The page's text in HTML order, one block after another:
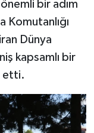
bir adım
Komutanlığı
Dünya
kapsamlı bir
etti.